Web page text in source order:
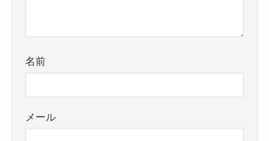
名前
メール